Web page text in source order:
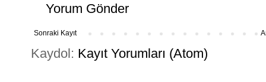
Yorum Gönder
Sonraki Kayıt
Kaydol: Kayıt Yorumları (Atom)